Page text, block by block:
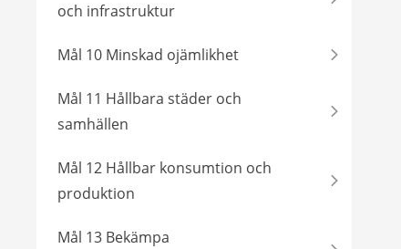
och infrastruktur
Mål 10 Minskad ojämlikhet
Mål 11 Hållbara städer och
samhällen
Mål 12 Hållbar konsumtion och
produktion
Mål 13 Bekämpa